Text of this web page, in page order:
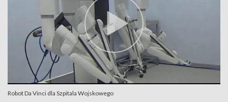
Robot Da Vinci dla Szpitala Wojskowego